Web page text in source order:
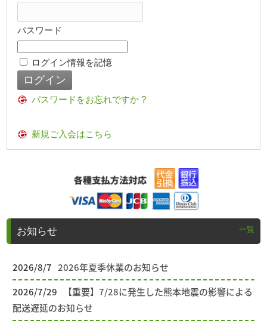
パスワード
ログイン情報を記憶
パスワードをお忘れですか ?
新規ご入会はこちら
お知らせ 一覧
2026/8/7 2026年夏季休業のお知らせ
2026/7/29
【重要】7/28に発生した熊本地震の影響による
配送遅延のお知らせ